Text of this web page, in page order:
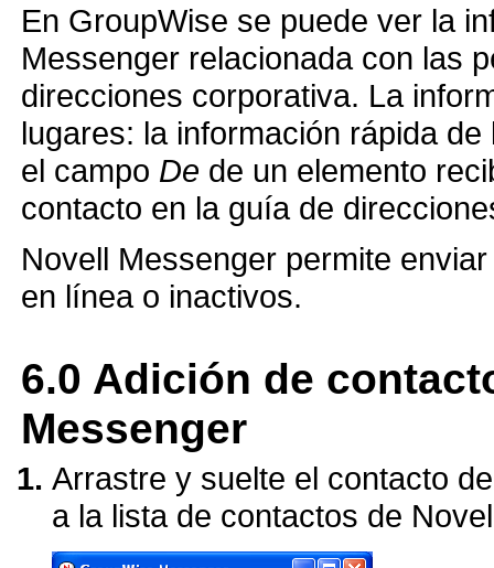
En GroupWise se puede ver la
Messenger relacionada con las
direcciones corporativa. La
lugares: la información rápida
el campo De de un elemento
contacto en la guía de
Novell Messenger permite
en línea o inactivos.
6.0 Adición de
Messenger
Arrastre y suelte el contacto
a la lista de contactos de